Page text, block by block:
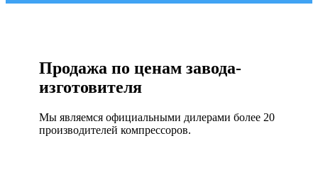
Продажа по ценам завода-
изготовителя
Мы являемся официальными дилерами более 20
производителей компрессоров.